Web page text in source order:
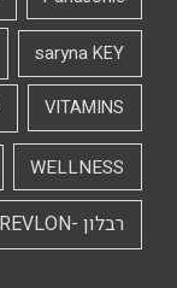
saryna KEY
VITAMINS
WELLNESS
רבלון -REVLON